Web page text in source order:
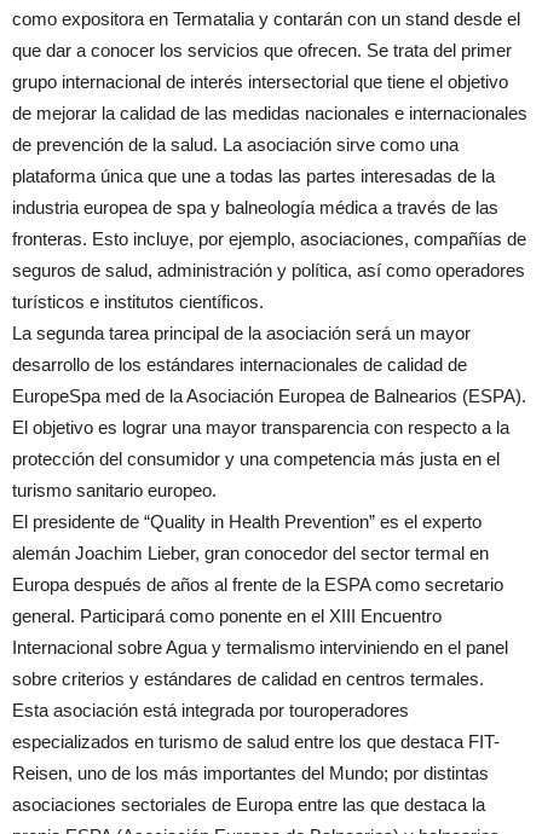
como expositora en Termatalia y contarán con un stand desde el
que dar a conocer los servicios que ofrecen. Se trata del primer
grupo internacional de interés intersectorial que tiene el objetivo
de mejorar la calidad de las medidas nacionales e internacionales
de prevención de la salud. La asociación sirve como una
plataforma única que une a todas las partes interesadas de la
industria europea de spa y balneología médica a través de las
fronteras. Esto incluye, por ejemplo, asociaciones, compañías de
seguros de salud, administración y política, así como operadores
turísticos e institutos científicos.
La segunda tarea principal de la asociación será un mayor
desarrollo de los estándares internacionales de calidad de
EuropeSpa med de la Asociación Europea de Balnearios (ESPA).
El objetivo es lograr una mayor transparencia con respecto a la
protección del consumidor y una competencia más justa en el
turismo sanitario europeo.
El presidente de “Quality in Health Prevention” es el experto
alemán Joachim Lieber, gran conocedor del sector termal en
Europa después de años al frente de la ESPA como secretario
general. Participará como ponente en el XIII Encuentro
Internacional sobre Agua y termalismo interviniendo en el panel
sobre criterios y estándares de calidad en centros termales.
Esta asociación está integrada por touroperadores
especializados en turismo de salud entre los que destaca FIT-
Reisen, uno de los más importantes del Mundo; por distintas
asociaciones sectoriales de Europa entre las que destaca la